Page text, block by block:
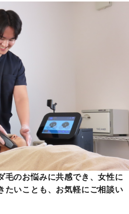
毛のお悩みに共感でき、女性に
たいことも、お気軽にご相談い